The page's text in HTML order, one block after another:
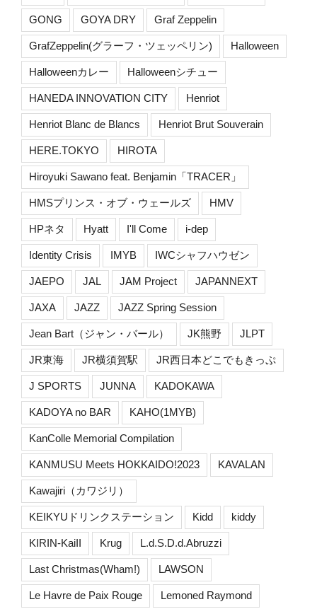
GONG GOYA DRY Graf Zeppelin
GrafZeppelin(グラーフ・ツェッペリン) Halloween
Halloweenカレー Halloweenシチュー
HANEDA INNOVATION CITY Henriot
Henriot Blanc de Blancs Henriot Brut Souverain
HERE.TOKYO HIROTA
Hiroyuki Sawano feat. Benjamin「TRACER」
HMSプリンス・オブ・ウェールズ HMV
HPネタ Hyatt I'll Come i-dep
Identity Crisis IMYB IWCシャフハウゼン
JAEPO JAL JAM Project JAPANNEXT
JAXA JAZZ JAZZ Spring Session
Jean Bart（ジャン・バール） JK熊野 JLPT
JR東海 JR横須賀駅 JR西日本どこでもきっぷ
J SPORTS JUNNA KADOKAWA
KADOYA no BAR KAHO(1MYB)
KanColle Memorial Compilation
KANMUSU Meets HOKKAIDO!2023 KAVALAN
Kawajiri（カワジリ）
KEIKYUドリンクステーション Kidd kiddy
KIRIN-KaiII Krug L.d.S.D.d.Abruzzi
Last Christmas(Wham!) LAWSON
Le Havre de Paix Rouge Lemoned Raymond